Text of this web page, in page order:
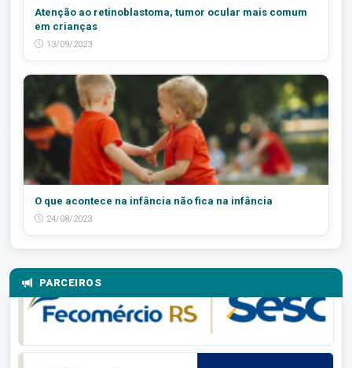
Atenção ao retinoblastoma, tumor ocular mais comum
em crianças
13/09/2023
O que acontece na infância não fica na infância
24/08/2023
PARCEIROS